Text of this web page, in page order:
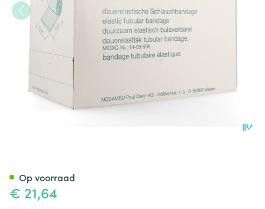
€ 21,64
Op voorraad